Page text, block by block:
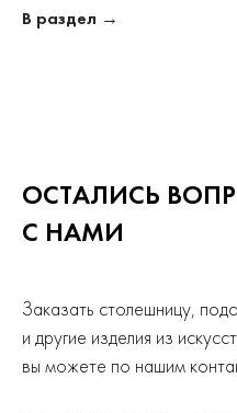
В раздел →
ОСТАЛИСЬ
С НАМИ
Заказать столешницу,
и другие изделия из
вы можете по нашим